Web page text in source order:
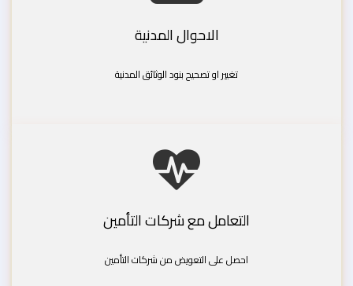
الاحوال المدنية
تغيير او تصحيح بنود الوثائق المدنية
التعامل مع شركات التأمين
احصل على التعويض من شركات التأمين